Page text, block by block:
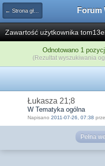
← Strona główna
Zawartość użytkownika
Odnotowano 1
(Rezultat wyszukiwania
Łukasza 21;8
W Tematyka ogólna
Napisano 2011-07-26, 07:38
Pełna